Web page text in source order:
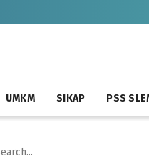
UMKM SIKAP PSS